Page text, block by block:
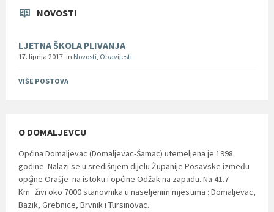
NOVOSTI
LJETNA ŠKOLA PLIVANJA
17. lipnja 2017. in Novosti, Obavijesti
VIŠE POSTOVA
O DOMALJEVCU
Općina Domaljevac (Domaljevac-Šamac) utemeljena je 1998.
godine. Nalazi se u središnjem dijelu Županije Posavske između
općine Orašje na istoku i općine Odžak na zapadu. Na 41.7
Km
2
živi oko 7000 stanovnika u naseljenim mjestima : Domaljevac,
Bazik, Grebnice, Brvnik i Tursinovac.